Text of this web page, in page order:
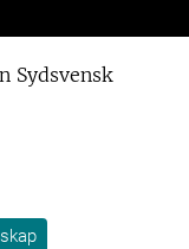
Sydsvensk